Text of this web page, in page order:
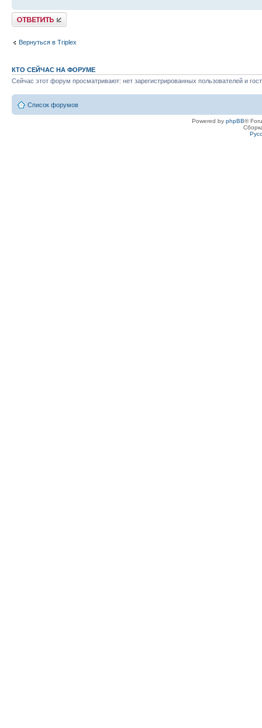
Ответить
Вернуться в Triplex
КТО СЕЙЧАС НА ФОРУМЕ
Сейчас этот форум просматривают: нет зарегистрированных пользователей и
Список форумов
Powered by phpBB®